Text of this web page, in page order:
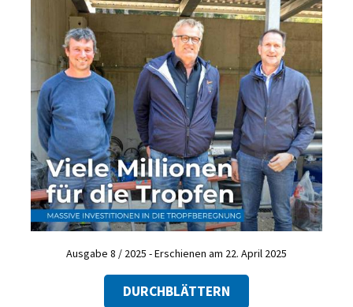
Ausgabe 8 / 2025 - Erschienen am 22. April 2025
DURCHBLÄTTERN